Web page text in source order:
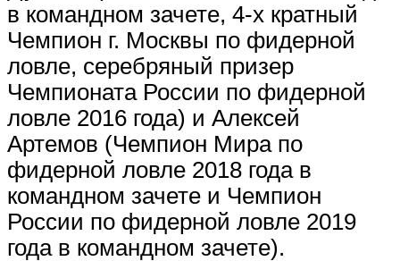
в командном зачете, 4-х кратный
Чемпион г. Москвы по фидерной
ловле, серебряный призер
Чемпионата России по фидерной
ловле 2016 года) и Алексей
Артемов (Чемпион Мира по
фидерной ловле 2018 года в
командном зачете и Чемпион
России по фидерной ловле 2019
года в командном зачете).